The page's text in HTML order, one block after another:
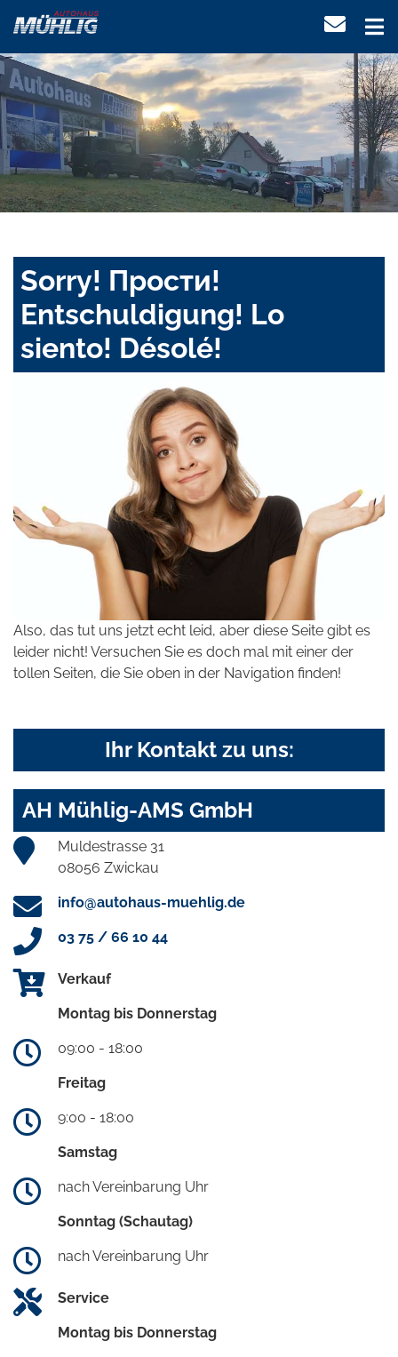
Sorry! Прости!
Entschuldigung! Lo
siento! Désolé!
Also, das tut uns jetzt echt leid, aber diese Seite gibt es
leider nicht! Versuchen Sie es doch mal mit einer der
tollen Seiten, die Sie oben in der Navigation finden!
Ihr Kontakt zu uns:
AH Mühlig-AMS GmbH
Muldestrasse 31
08056 Zwickau
info@autohaus-muehlig.de
03 75 / 66 10 44
Verkauf
Montag bis Donnerstag
09:00 - 18:00
Freitag
9:00 - 18:00
Samstag
nach Vereinbarung Uhr
Sonntag (Schautag)
nach Vereinbarung Uhr
Service
Montag bis Donnerstag